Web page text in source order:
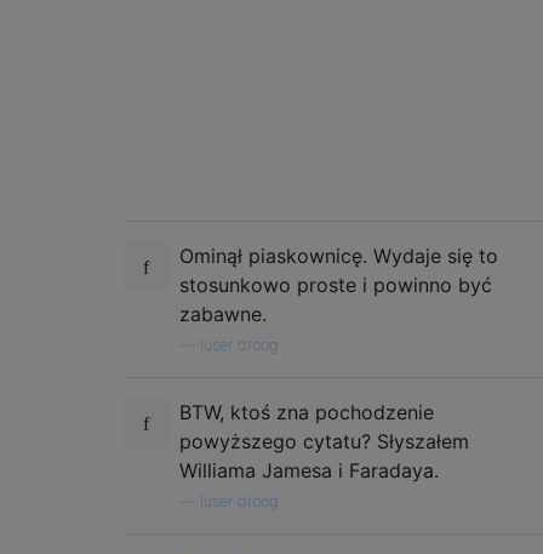
Ominął piaskownicę. Wydaje się to
stosunkowo proste i powinno być
zabawne.
luser droog
BTW, ktoś zna pochodzenie
powyższego cytatu? Słyszałem
Williama Jamesa i Faradaya.
luser droog